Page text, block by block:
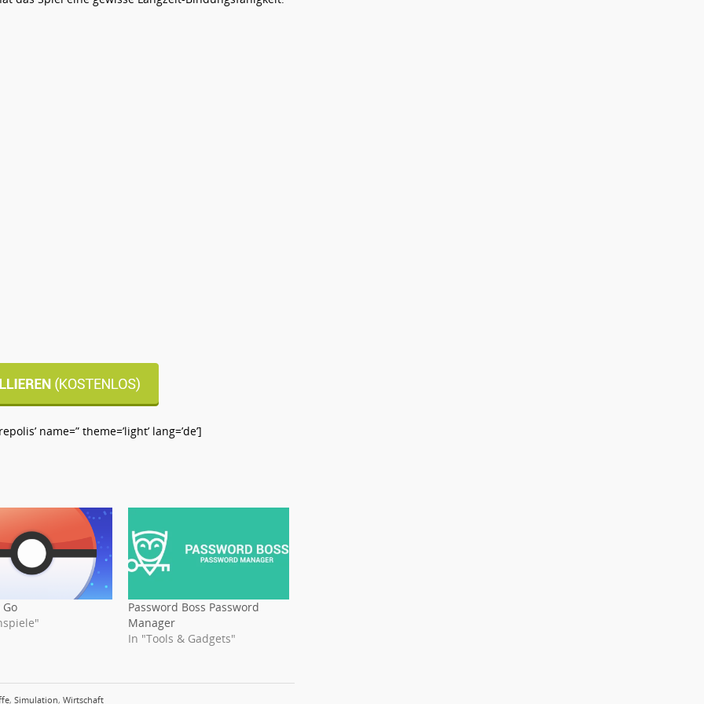
name=” theme=’light’ lang=’de’]
Password Boss Password
Manager
In "Tools & Gadgets"
, Simulation, Wirtschaft